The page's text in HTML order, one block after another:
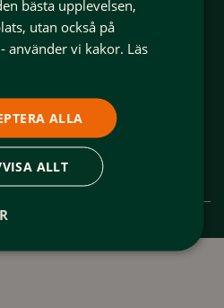
Våra medlemmar
Jobba i Funäsfjällen
Hyr ut ditt boende med oss
"Spår och leder Funäsfjällen"
bästa upplevelsen,
utan också på
använder vi kakor. Läs
ALLA
ALLT